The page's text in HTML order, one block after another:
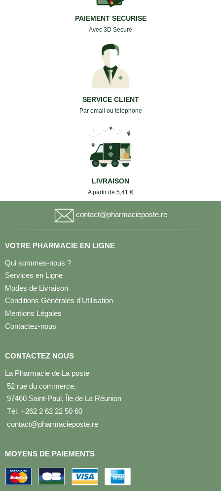
PAIEMENT SECURISE
Avec 3D Secure
SERVICE CLIENT
Par email ou téléphone
LIVRAISON
A partir de 5,41 €
contact@pharmacieposte.re
VOTRE PHARMACIE EN LIGNE
Qui sommes-nous ?
Services en Ligne
Modes de Livraison
Conditions Générales d'Utilisation
Mentions Légales
Contactez-nous
CONTACTEZ NOUS
La Pharmacie de La poste
52 rue du commerce,
97460 Saint-Paul, Île de La Réunion
Tél. +262 2 62 22 50 60
contact@pharmacieposte.re
MOYENS DE PAIEMENTS